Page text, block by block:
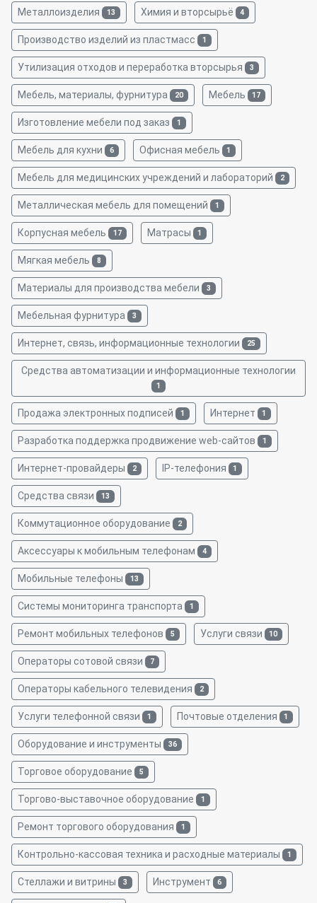
Металлоизделия 13 Химия и вторсырьё 4
Производство изделий из пластмасс 1
Утилизация отходов и переработка вторсырья 3
Мебель, материалы, фурнитура 20 Мебель 17
Изготовление мебели под заказ 1
Мебель для кухни 6 Офисная мебель 1
Мебель для медицинских учреждений и лабораторий 2
Металлическая мебель для помещений 1
Корпусная мебель 17 Матрасы 1
Мягкая мебель 8
Материалы для производства мебели 3
Мебельная фурнитура 3
Интернет, связь, информационные технологии 25
Средства автоматизации и информационные технологии
1
Продажа электронных подписей 1 Интернет 1
Разработка поддержка продвижение web-сайтов 1
Интернет-провайдеры 2 IP-телефония 1
Средства связи 13
Коммутационное оборудование 2
Аксессуары к мобильным телефонам 4
Мобильные телефоны 13
Системы мониторинга транспорта 1
Ремонт мобильных телефонов 5 Услуги связи 10
Операторы сотовой связи 7
Операторы кабельного телевидения 2
Услуги телефонной связи 1 Почтовые отделения 1
Оборудование и инструменты 36
Торговое оборудование 5
Торгово-выставочное оборудование 1
Ремонт торгового оборудования 1
Контрольно-кассовая техника и расходные материалы 1
Стеллажи и витрины 3 Инструмент 6